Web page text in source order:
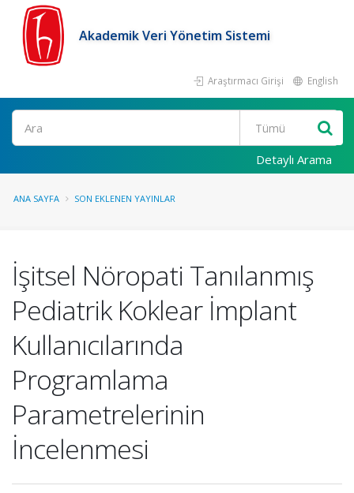
Akademik Veri Yönetim Sistemi
Araştırmacı Girişi English
Ara
Detaylı Arama
ANA SAYFA SON EKLENEN YAYINLAR
İşitsel Nöropati Tanılanmış
Pediatrik Koklear İmplant
Kullanıcılarında
Programlama
Parametrelerinin
İncelenmesi